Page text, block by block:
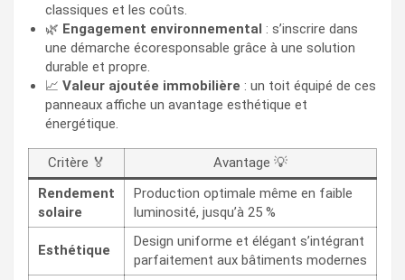
classiques et les coûts.
🌿 Engagement environnemental : s’inscrire dans
une démarche écoresponsable grâce à une solution
durable et propre.
📈 Valeur ajoutée immobilière : un toit équipé de ces
panneaux affiche un avantage esthétique et
énergétique.
Critère 🏅
Avantage 💡
Rendement
solaire
Production optimale même en faible
luminosité, jusqu’à 25 %
Esthétique
Design uniforme et élégant s’intégrant
parfaitement aux bâtiments modernes